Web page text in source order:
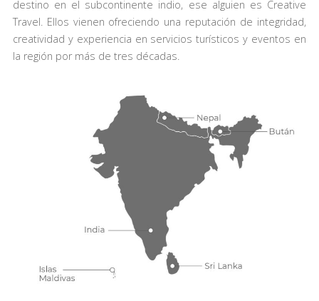
destino en el subcontinente indio, ese alguien es Creative
Travel. Ellos vienen ofreciendo una reputación de integridad,
creatividad y experiencia en servicios turísticos y eventos en
la región por más de tres décadas.